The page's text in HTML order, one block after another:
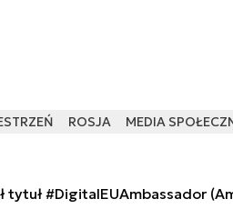
ROSJA
MEDIA
#DigitalEUAmbassador